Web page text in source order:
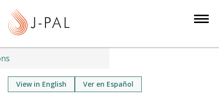
t
View in English Ver en Español